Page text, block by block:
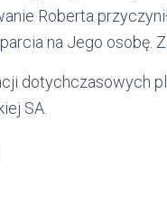
Roberta
na Jego osobę.
dotychczasowych
SA.